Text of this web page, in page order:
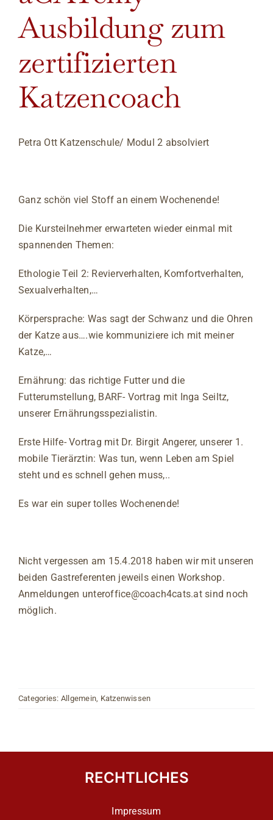
Ausbildung zum
zertifizierten
Katzencoach
Petra Ott Katzenschule/ Modul 2 absolviert
Ganz schön viel Stoff an einem Wochenende!
Die Kursteilnehmer erwarteten wieder einmal mit
spannenden Themen:
Ethologie Teil 2: Revierverhalten, Komfortverhalten,
Sexualverhalten,…
Körpersprache: Was sagt der Schwanz und die Ohren
der Katze aus….wie kommuniziere ich mit meiner
Katze,…
Ernährung: das richtige Futter und die
Futterumstellung, BARF- Vortrag mit Inga Seiltz,
unserer Ernährungsspezialistin.
Erste Hilfe- Vortrag mit Dr. Birgit Angerer, unserer 1.
mobile Tierärztin: Was tun, wenn Leben am Spiel
steht und es schnell gehen muss,..
Es war ein super tolles Wochenende!
Nicht vergessen am 15.4.2018 haben wir mit unseren
beiden Gastreferenten jeweils einen Workshop.
Anmeldungen unteroffice@coach4cats.atsind noch
möglich.
Categories: Allgemein, Katzenwissen
RECHTLICHES
Impressum